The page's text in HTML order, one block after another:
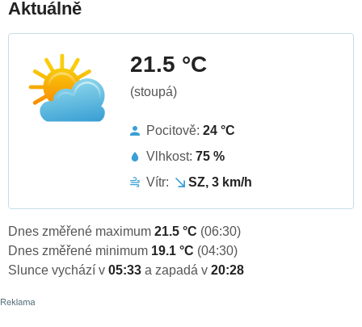
Aktuálně
21.5 °C
(stoupá)
Pocitově: 24 °C
Vlhkost: 75 %
Vítr:
SZ, 3 km/h
Dnes změřené maximum 21.5 °C (06:30)
Dnes změřené minimum 19.1 °C (04:30)
Slunce vychází v 05:33 a zapadá v 20:28